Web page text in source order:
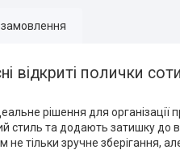
замовлення
відкриті полички
рішення для організації
стиль та додають затишку до
тільки зручне зберігання,